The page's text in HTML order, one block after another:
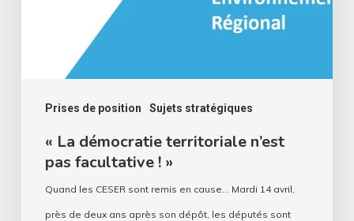
Prises de position Sujets stratégiques
« La démocratie territoriale n’est
pas facultative ! »
Quand les CESER sont remis en cause... Mardi 14 avril,
près de deux ans après son dépôt, les députés sont